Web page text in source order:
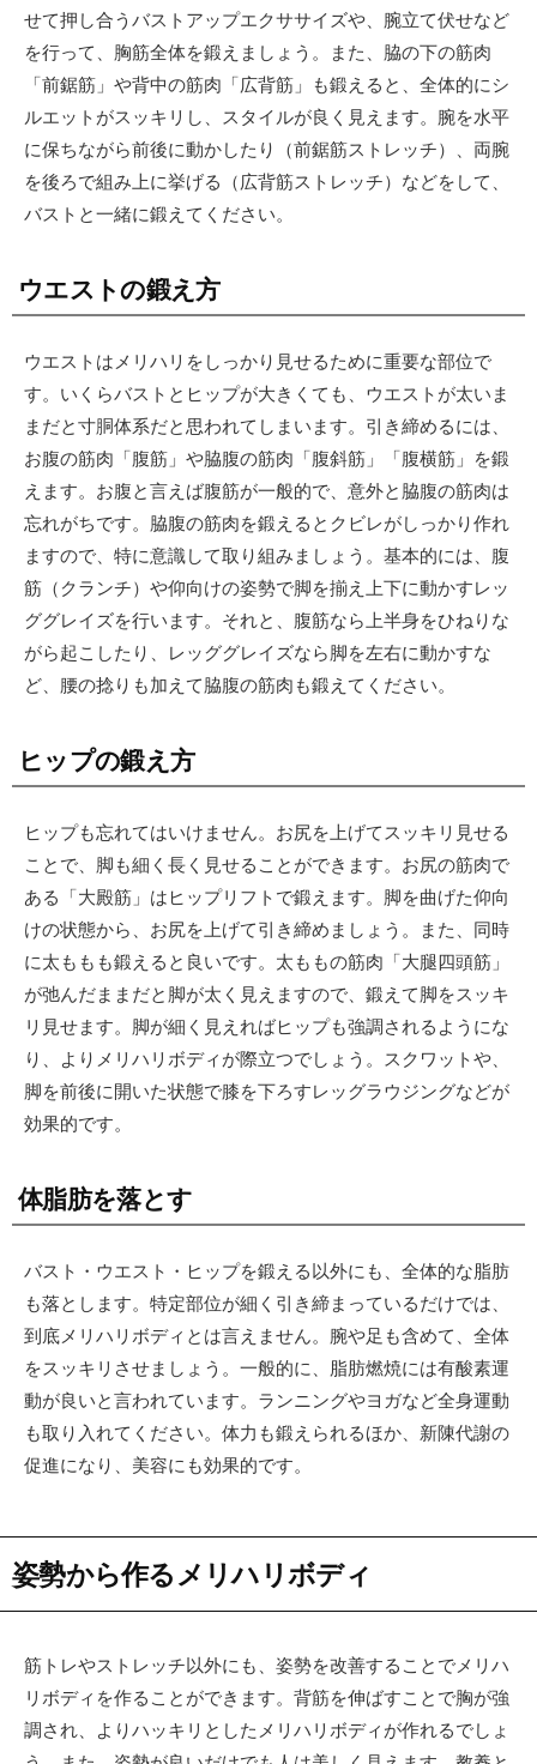
せて押し合うバストアップエクササイズや、腕立て伏せなど
を行って、胸筋全体を鍛えましょう。また、脇の下の筋肉
「前鋸筋」や背中の筋肉「広背筋」も鍛えると、全体的にシ
ルエットがスッキリし、スタイルが良く見えます。腕を水平
に保ちながら前後に動かしたり（前鋸筋ストレッチ）、両腕
を後ろで組み上に挙げる（広背筋ストレッチ）などをして、
バストと一緒に鍛えてください。
ウエストの鍛え方
ウエストはメリハリをしっかり見せるために重要な部位で
す。いくらバストとヒップが大きくても、ウエストが太いま
まだと寸胴体系だと思われてしまいます。引き締めるには、
お腹の筋肉「腹筋」や脇腹の筋肉「腹斜筋」「腹横筋」を鍛
えます。お腹と言えば腹筋が一般的で、意外と脇腹の筋肉は
忘れがちです。脇腹の筋肉を鍛えるとクビレがしっかり作れ
ますので、特に意識して取り組みましょう。基本的には、腹
筋（クランチ）や仰向けの姿勢で脚を揃え上下に動かすレッ
ググレイズを行います。それと、腹筋なら上半身をひねりな
がら起こしたり、レッググレイズなら脚を左右に動かすな
ど、腰の捻りも加えて脇腹の筋肉も鍛えてください。
ヒップの鍛え方
ヒップも忘れてはいけません。お尻を上げてスッキリ見せる
ことで、脚も細く長く見せることができます。お尻の筋肉で
ある「大殿筋」はヒップリフトで鍛えます。脚を曲げた仰向
けの状態から、お尻を上げて引き締めましょう。また、同時
に太ももも鍛えると良いです。太ももの筋肉「大腿四頭筋」
が弛んだままだと脚が太く見えますので、鍛えて脚をスッキ
リ見せます。脚が細く見えればヒップも強調されるようにな
り、よりメリハリボディが際立つでしょう。スクワットや、
脚を前後に開いた状態で膝を下ろすレッグラウジングなどが
効果的です。
体脂肪を落とす
バスト・ウエスト・ヒップを鍛える以外にも、全体的な脂肪
も落とします。特定部位が細く引き締まっているだけでは、
到底メリハリボディとは言えません。腕や足も含めて、全体
をスッキリさせましょう。一般的に、脂肪燃焼には有酸素運
動が良いと言われています。ランニングやヨガなど全身運動
も取り入れてください。体力も鍛えられるほか、新陳代謝の
促進になり、美容にも効果的です。
姿勢から作るメリハリボディ
筋トレやストレッチ以外にも、姿勢を改善することでメリハ
リボディを作ることができます。背筋を伸ばすことで胸が強
調され、よりハッキリとしたメリハリボディが作れるでしょ